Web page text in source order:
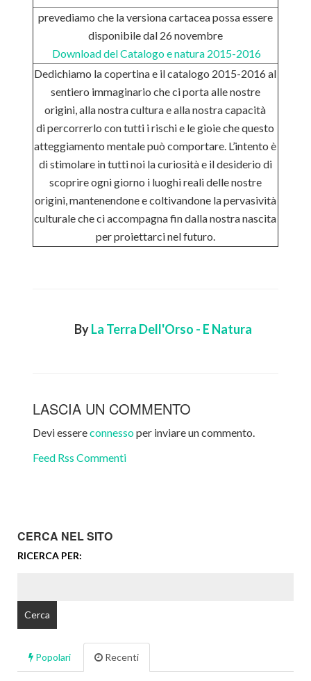
prevediamo che la versiona cartacea possa essere
disponibile dal 26 novembre
Download del Catalogo e natura 2015-2016
Dedichiamo la copertina e il catalogo 2015-2016 al
sentiero immaginario che ci porta alle nostre
origini, alla nostra cultura e alla nostra capacità
di percorrerlo con tutti i rischi e le gioie che questo
atteggiamento mentale può comportare. L’intento è
di stimolare in tutti noi la curiosità e il desiderio di
scoprire ogni giorno i luoghi reali delle nostre
origini, mantenendone e coltivandone la pervasività
culturale che ci accompagna fin dalla nostra nascita
per proiettarci nel futuro.
ByLa Terra Dell'Orso - E Natura
LASCIA UN COMMENTO
Devi essereconnessoper inviare un commento.
Feed Rss Commenti
CERCA NEL SITO
RICERCA PER:
Popolari Recenti